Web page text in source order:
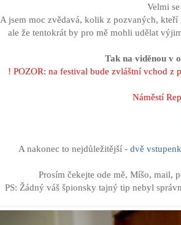
Velmi
A jsem moc zvědavá, kolik z pozvaných,
ale že tentokrát by pro mě mohli udělat
Tak na viděnou v
! POZOR: na festival bude zvláštní vchod
Náměstí
A nakonec to nejdůležitější - dvě
Prosím čekejte ode mě, Míšo, mail,
PS: Žádný váš špionsky tajný tip nebyl